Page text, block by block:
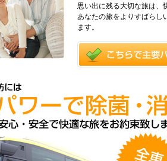
思い出に残る大切な旅は、
あなたの旅をよりすばらし
ます。